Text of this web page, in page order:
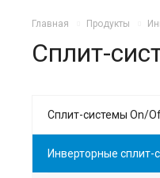
Главная Продукты
Сплит-
Сплит-системы On/
Инверторные сплит-